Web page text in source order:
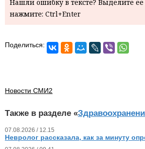
Нашли ошибку в тексте? Выделите
нажмите: Ctrl+Enter
Поделиться:
Новости СМИ2
Также в разделе «
07.08.2026 / 12.15
Невролог рассказала, как за минуту